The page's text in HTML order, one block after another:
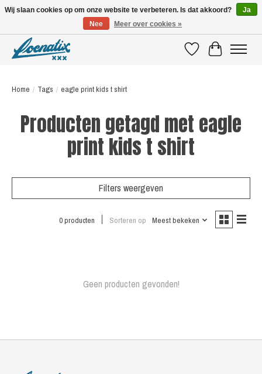
VerlanglijstWinkelwagen
Home / Tags / eagle print kids t shirt
Producten getagd met eagle
print kids t shirt
Filters weergeven
0 producten Sorteren op Meest bekeken
Geen producten gevonden!
Wij slaan cookies op om onze website te verbeteren. Is dat akkoord?
Ja
Nee
Meer over cookies »